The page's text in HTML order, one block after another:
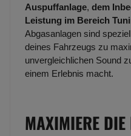
Auspuffanlage, dem
Leistung im Bereich
Abgasanlagen sind
deines Fahrzeugs zu
unvergleichlichen Sound
einem Erlebnis macht.
MAXIMIERE DIE